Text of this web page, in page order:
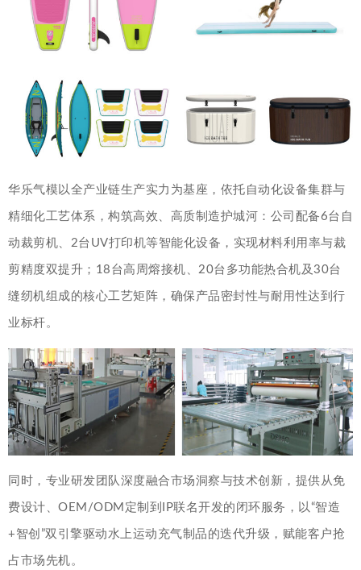
华乐气模以全产业链生产实力为基座，依托自动化设备集群与
精细化工艺体系，构筑高效、高质制造护城河：公司配备6台自
动裁剪机、2台UV打印机等智能化设备，实现材料利用率与裁
剪精度双提升；18台高周熔接机、20台多功能热合机及30台
缝纫机组成的核心工艺矩阵，确保产品密封性与耐用性达到行
业标杆。
同时，专业研发团队深度融合市场洞察与技术创新，提供从免
费设计、OEM/ODM定制到IP联名开发的闭环服务，以“智造
+智创”双引擎驱动水上运动充气制品的迭代升级，赋能客户抢
占市场先机。